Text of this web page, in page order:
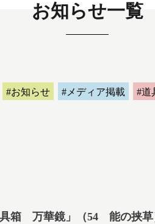
お知らせ一覧
#お知らせ #メディア掲載 #道
箱 万華鏡」（54 能の挟草